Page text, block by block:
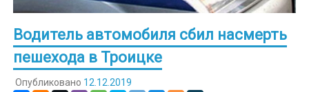
Водитель автомобиля сбил насмерть
пешехода в Троицке
Опубликовано 12.12.2019